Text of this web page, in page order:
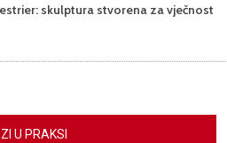
skulptura stvorena za vječnost
U PRAKSI